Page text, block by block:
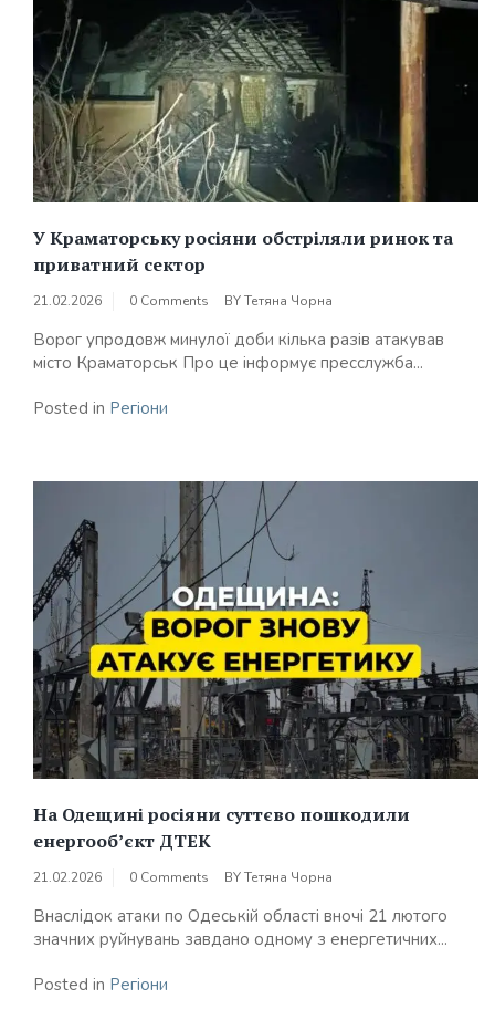
У Краматорську росіяни обстріляли ринок та
приватний сектор
21.02.2026 0 Comments BYТетяна Чорна
Ворог упродовж минулої доби кілька разів атакував
місто Краматорськ Про це інформує пресслужба...
Posted in Регіони
На Одещині росіяни суттєво пошкодили
енергооб’єкт ДТЕК
21.02.2026 0 Comments BYТетяна Чорна
Внаслідок атаки по Одеській області вночі 21 лютого
значних руйнувань завдано одному з енергетичних...
Posted in Регіони